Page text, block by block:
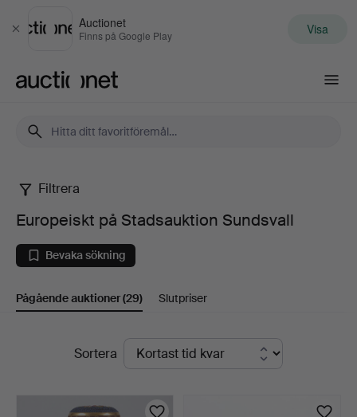
Stäng
Auctionet
Finns på Google Play Visa
Europeiskt
på
Stadsauktion
Sundsvall
Filtrera
Europeiskt på Stadsauktion Sundsvall
Bevaka sökning
Pågående auktioner(29) Slutpriser
PågåendeSortera